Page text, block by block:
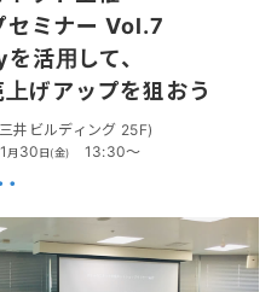
セミナー Vol.7
活用して、
げアップを狙おう
井ビルディング 25F)
月 30日(金) 13:30～